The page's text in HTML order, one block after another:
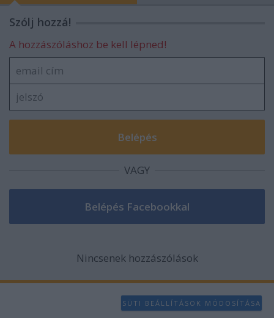
Szólj hozzá!
A hozzászóláshoz be kell lépned!
VAGY
Nincsenek hozzászólások
SÜTI BEÁLLÍTÁSOK MÓDOSÍTÁSA